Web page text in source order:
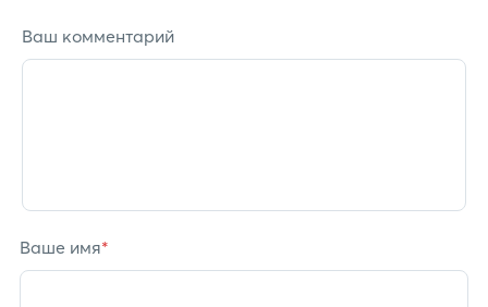
Ваш комментарий
Ваше имя*